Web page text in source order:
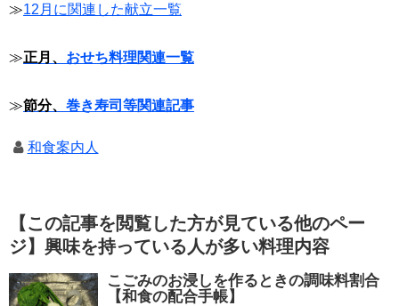
≫12月に関連した献立一覧
≫正月、 おせち料理関連一覧
≫節分、 巻き寿司等関連記事
和食案内人
【この記事を閲覧した方が見ている他のペー
ジ】興味を持っている人が多い料理内容
こごみのお浸しを作るときの調味料割合
【和食の配合手帳】